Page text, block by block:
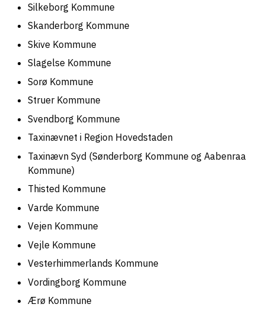
Silkeborg Kommune
Skanderborg Kommune
Skive Kommune
Slagelse Kommune
Sorø Kommune
Struer Kommune
Svendborg Kommune
Taxinævnet i Region Hovedstaden
Taxinævn Syd (Sønderborg Kommune og Aabenraa
Kommune)
Thisted Kommune
Varde Kommune
Vejen Kommune
Vejle Kommune
Vesterhimmerlands Kommune
Vordingborg Kommune
Ærø Kommune